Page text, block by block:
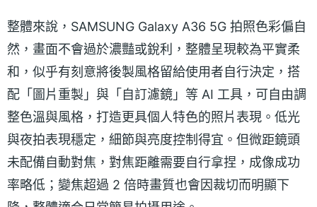
整體來說，SAMSUNG Galaxy A36 5G 拍照色彩偏自
然，畫面不會過於濃豔或銳利，整體呈現較為平實柔
和，似乎有刻意將後製風格留給使用者自行決定，搭
配「圖片重製」與「自訂濾鏡」等 AI 工具，可自由調
整色溫與風格，打造更具個人特色的照片表現。低光
與夜拍表現穩定，細節與亮度控制得宜。但微距鏡頭
未配備自動對焦，對焦距離需要自行拿捏，成像成功
率略低；變焦超過 2 倍時畫質也會因裁切而明顯下